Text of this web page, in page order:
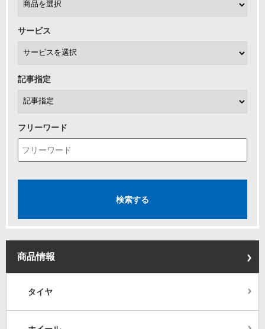
サービス
記事指定
フリーワード
商品情報
タイヤ